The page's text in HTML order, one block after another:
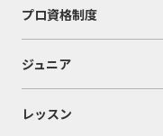
プロ資格制度
ジュニア
レッスン